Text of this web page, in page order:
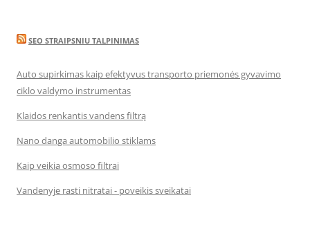
SEO STRAIPSNIU TALPINIMAS
Auto supirkimas kaip efektyvus transporto priemonės gyvavimo
ciklo valdymo instrumentas
Klaidos renkantis vandens filtrą
Nano danga automobilio stiklams
Kaip veikia osmoso filtrai
Vandenyje rasti nitratai - poveikis sveikatai